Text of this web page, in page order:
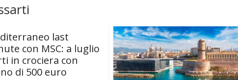
last
con MSC: a luglio
in crociera con
di 500 euro